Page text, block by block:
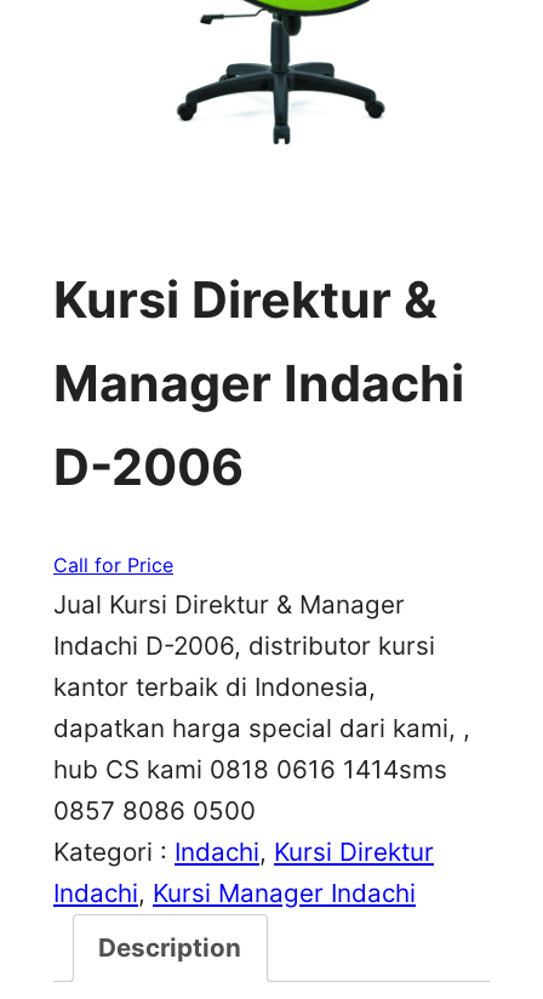
Kursi Direktur &
Manager Indachi
D-2006
Call for Price
Jual Kursi Direktur & Manager
Indachi D-2006, distributor kursi
kantor terbaik di Indonesia,
dapatkan harga special dari kami, ,
hub CS kami 0818 0616 1414sms
0857 8086 0500
Kategori : Indachi, Kursi Direktur
Indachi, Kursi Manager Indachi
Description